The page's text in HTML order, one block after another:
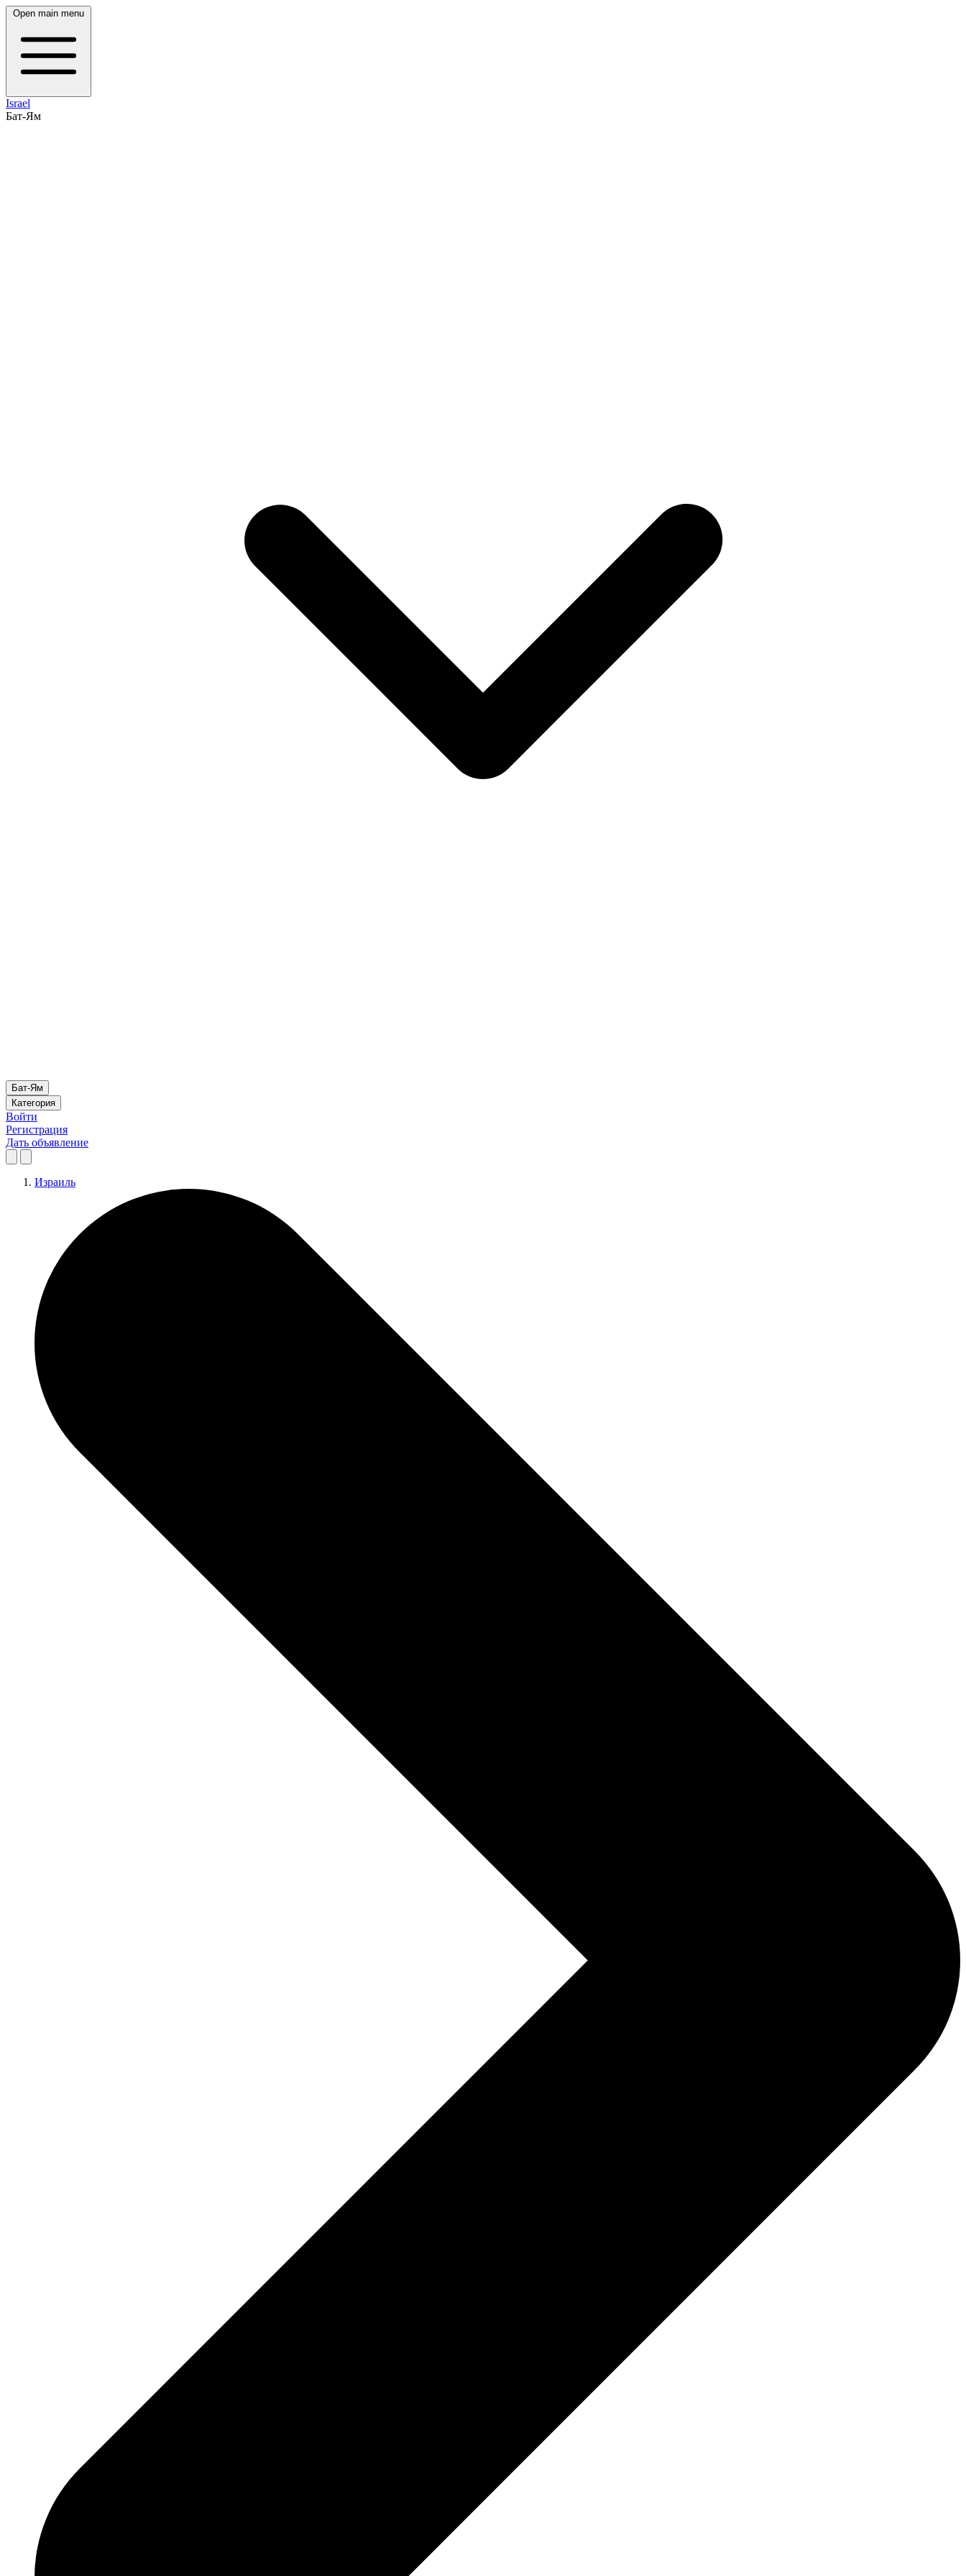
Open main menu
Israel
Бат-Ям
Бат-Ям
Категория
Войти
Регистрация
Дать объявление
Израиль